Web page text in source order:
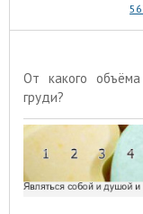
От какого объёма
груди?